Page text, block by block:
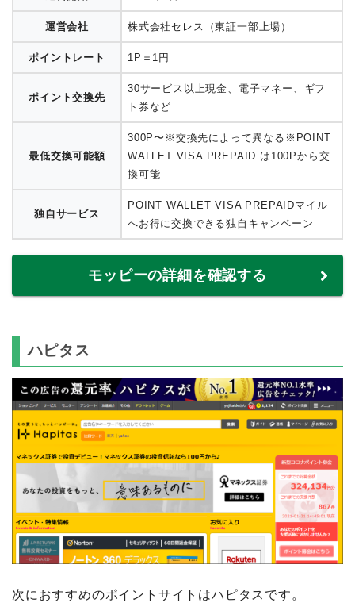
運営会社 株式会社セレス（東証一部上場）
ポイントレート 1P＝1円
ポイント交換先
30サービス以上現金、電子マネー、ギフ
ト券など
最低交換可能額
300P〜※交換先によって異なる※POINT
WALLET VISA PREPAID は100Pから交
換可能
独自サービス
POINT WALLET VISA PREPAIDマイル
へお得に交換できる独自キャンペーン
モッピーの詳細を確認する
ハピタス
次におすすめのポイントサイトはハピタスです。